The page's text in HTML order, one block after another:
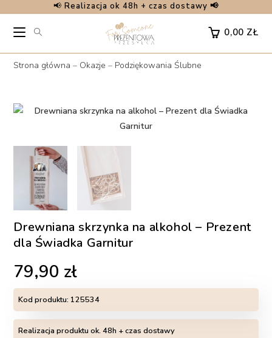
content
📢 Realizacja ok 48h + czas dostawy 📢
0,00 ZŁ
Strona główna – Okazje – Podziękowania Ślubne
Drewniana skrzynka na alkohol – Prezent
dla Świadka Garnitur
79,90 zł
Kod produktu: 125534
Realizacja produktu ok. 48h + czas dostawy